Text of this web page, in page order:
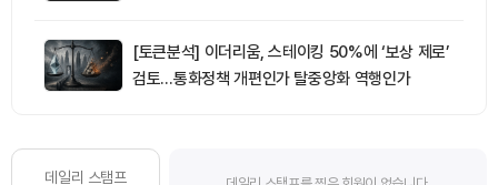
[토큰분석] 이더리움, 스테이킹 50%에 ‘보상 제로’
검토…통화정책 개편인가 탈중앙화 역행인가
데일리 스탬프